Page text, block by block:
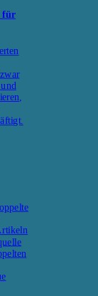
für